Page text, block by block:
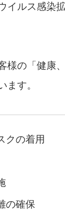
イルス感染
様の「健康
ます。
クの着用
の確保